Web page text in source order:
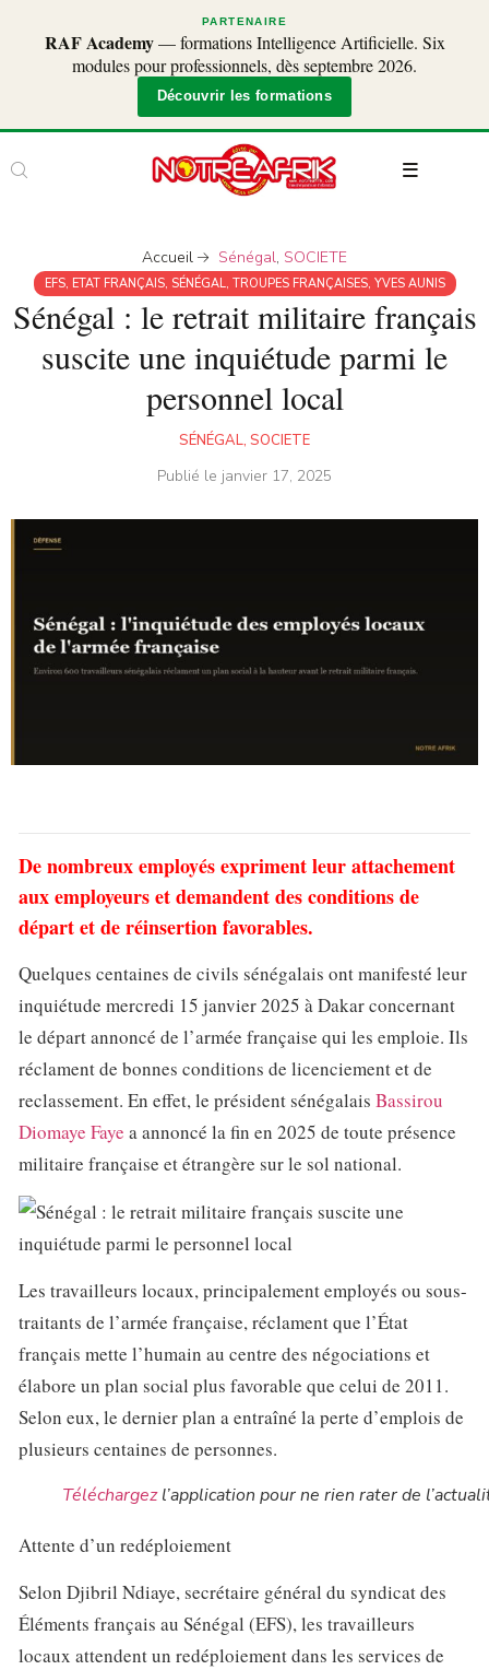
PARTENAIRE
RAF Academy— formations Intelligence Artificielle. Six
modules pour professionnels, dès septembre 2026.
Découvrir les formations
Accueil Sénégal, SOCIETE
EFS, ETAT FRANÇAIS, SÉNÉGAL, TROUPES FRANÇAISES, YVES AUNIS
Sénégal : le retrait militaire français
suscite une inquiétude parmi le
personnel local
SÉNÉGAL, SOCIETE
Publié le janvier 17, 2025
De nombreux employés expriment leur attachement
aux employeurs et demandent des conditions de
départ et de réinsertion favorables.
Quelques centaines de civils sénégalais ont manifesté leur
inquiétude mercredi 15 janvier 2025 à Dakar concernant
le départ annoncé de l’armée française qui les emploie. Ils
réclament de bonnes conditions de licenciement et de
reclassement. En effet, le président sénégalais Bassirou
Diomaye Faye a annoncé la fin en 2025 de toute présence
militaire française et étrangère sur le sol national.
Les travailleurs locaux, principalement employés ou sous-
traitants de l’armée française, réclament que l’État
français mette l’humain au centre des négociations et
élabore un plan social plus favorable que celui de 2011.
Selon eux, le dernier plan a entraîné la perte d’emplois de
plusieurs centaines de personnes.
Téléchargezl’application pour ne rien rater de
Attente d’un redéploiement
Selon Djibril Ndiaye, secrétaire général du syndicat des
Éléments français au Sénégal (EFS), les travailleurs
locaux attendent un redéploiement dans les services de